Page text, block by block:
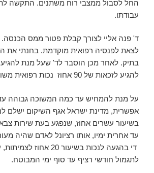
החל לסבול ממצבי רוח משתנים. התקשה
עבודתו.
ד' פנה אליי לצורך קבלת פטור ממס
לצאת לפנסיה רפואית מוקדמת. בחנתי את
בתיק. לאחר מכן הוסבר לד' שעל מנת
להגיע לזכאות של 90 אחוז נכות רפואית משוקללת.
על מנת להמחיש עד כמה המשוכה גבוהה
אפשרית, מדינת ישראל אגף השיקום ישלם
בשיעור עשרים אחוז, שנפגע בעת שירות
עד אחרית ימיו, אותו רציונל לאדם שהיה
די בהגעה לנכות בשיעור
לתגמול חודשי רציף עד סוף ימי המבוטח.